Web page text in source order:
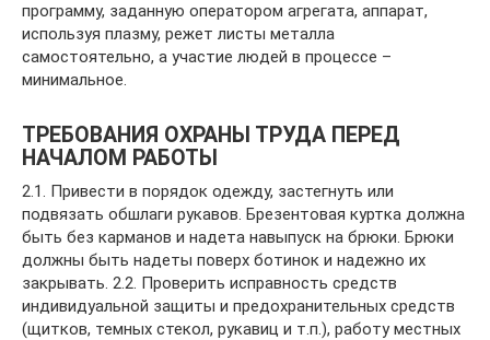
программу, заданную оператором агрегата, аппарат,
используя плазму, режет листы металла
самостоятельно, а участие людей в процессе –
минимальное.
ТРЕБОВАНИЯ ОХРАНЫ ТРУДА ПЕРЕД
НАЧАЛОМ РАБОТЫ
2.1. Привести в порядок одежду, застегнуть или
подвязать обшлаги рукавов. Брезентовая куртка должна
быть без карманов и надета навыпуск на брюки. Брюки
должны быть надеты поверх ботинок и надежно их
закрывать. 2.2. Проверить исправность средств
индивидуальной защиты и предохранительных средств
(щитков, темных стекол, рукавиц и т.п.), работу местных